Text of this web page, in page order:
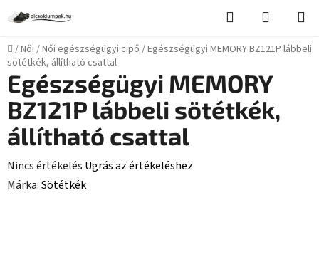
fő
tartalomhoz
Keresés KOSÁR
Kezdőlap
/Női/Női egészségügyi cipő/Egészségügyi MEMORY BZ121P lábbeli
sötétkék, állítható csattal
Egészségügyi MEMORY
BZ121P lábbeli sötétkék,
állítható csattal
A
termék
Nincs értékelés Ugrás az értékeléshez
Márka:Sötétkék